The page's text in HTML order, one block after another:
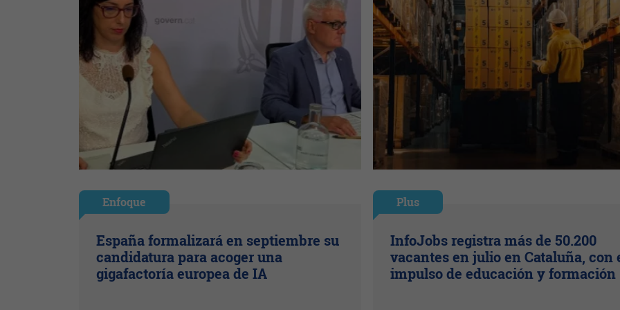
Enfoque
España formalizará en septiembre su
candidatura para acoger una
gigafactoría europea de IA
Plus
InfoJobs registra más de 50.200
vacantes en julio en Cataluña, con
impulso de educación y formación